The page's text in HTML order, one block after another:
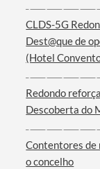
CLDS-5G
Dest@que de
(Hotel
Redondo
Descoberta do
Contentores de
o concelho